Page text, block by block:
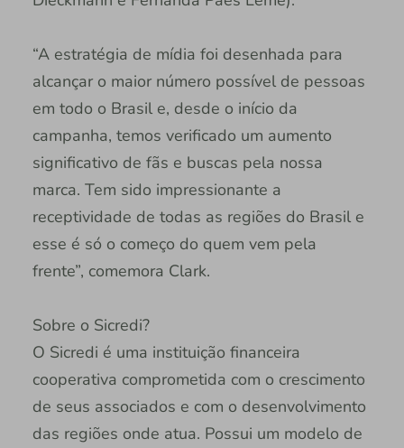
“A estratégia de mídia foi desenhada para
alcançar o maior número possível de pessoas
em todo o Brasil e, desde o início da
campanha, temos verificado um aumento
significativo de fãs e buscas pela nossa
marca. Tem sido impressionante a
receptividade de todas as regiões do Brasil e
esse é só o começo do quem vem pela
frente”, comemora Clark.
Sobre o Sicredi?
O Sicredi é uma instituição financeira
cooperativa comprometida com o crescimento
de seus associados e com o desenvolvimento
das regiões onde atua. Possui um modelo de